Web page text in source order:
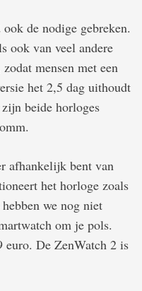
de nodige gebreken.
ook van veel andere
mensen met een
het 2,5 dag uithoudt
beide horloges
afhankelijk bent van
het horloge zoals
we nog niet
om je pols.
euro. De ZenWatch 2 is